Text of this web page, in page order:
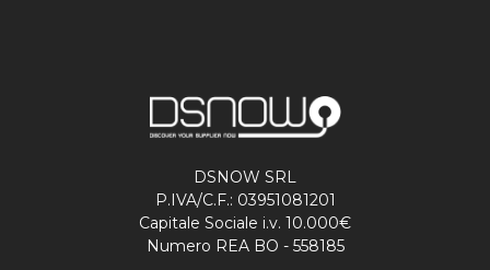
DSNOW SRL
P.IVA/C.F.: 03951081201
Capitale Sociale i.v. 10.000€
Numero REA BO - 558185